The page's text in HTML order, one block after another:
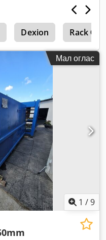
Dexion Rack
Мал оглас
1 /9